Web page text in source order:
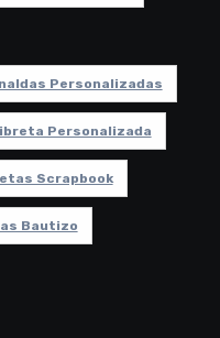
Personalizadas
Personalizada
Scrapbook
Bautizo